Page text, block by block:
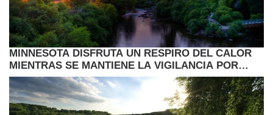
MINNESOTA DISFRUTA UN RESPIRO DEL CALOR
MIENTRAS SE MANTIENE LA VIGILANCIA POR
LLUVIAS Y CAMBIOS EN EL CLIMA